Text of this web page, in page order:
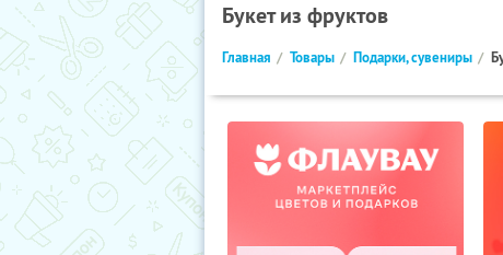
Букет из фруктов
Главная Товары Подарки, сувениры